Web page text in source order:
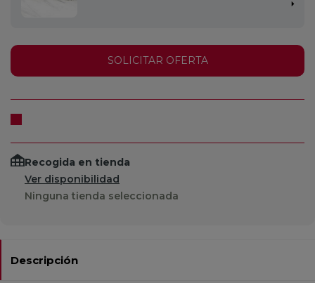
SOLICITAR OFERTA
Recogida en tienda
Ver disponibilidad
Ninguna tienda seleccionada
Descripción